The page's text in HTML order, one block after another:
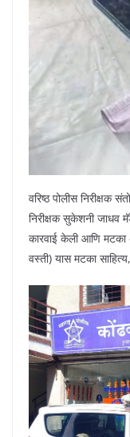
वरिष्ठ पोलीस निरीक्षक
निरीक्षक सुकेशनी जाधव
कारवाई केली आणि
वस्ती) यास मटका